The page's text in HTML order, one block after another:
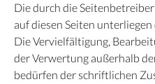
Die durch die
auf diesen Seiten
Die Vervielfältigung,
der Verwertung außerhalb
bedürfen der schriftlichen